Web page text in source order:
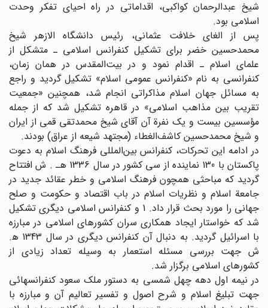
شیخ عبدالرحمان کواکبی، اقداماتی در راه احیای تفکر وحدت
اسلامی بود.
پس از الغای خلافت عثمانی، رئیس دانشگاه الازهر شیخ
محمد‌حسین خضر برای تشکیل کنفرانس اسلامی ـ متشکل از
علمای اسلام ـ اقدام نمود و در بیت‌المقدس در همان زمان،
کنفرانسی به نام «کنفرانس عمومی اسلام» تشکیل گردید و راجع
به مسائل جهان اسلام مذاکراتی انجام شد، همچنین «جمعیت
تقریب بین مذاهب اسلامی» در قاهره تشکیل شد که از جمله
مؤسسین بیست و یک نفرة آن آقای شیخ محمد‌تقی قمی از ایران
و شیخ محمد‌حسین کاشف‌الغطاء (مجتهد شیعه از عراق) بودند.
در ادامه این تحرکات، کنفرانس بین‌المللی فرهنگ اسلام به دعوت
پاکستان با 130 نماینده از سی کشور در سال 1336 هـ . ش افتتاح
گردید که مباحثی همچون فرهنگ اسلامی و خطر عقائد جدید در
جامعة اسلام و نظریات اسلام در باب اقتصاد و حکومت و صلح
جهانی را مورد بحث قرار داد. 1 و کنفرانس اسلامی دیگری تشکیل
شد که خواستار ایجاد همکاری سران کشورهای اسلامی در مبارزه
با اسرائیل گردید. به دنبال آن کنفرانس دیگری در سال 1343 ه‍.
ش جهت بررسی مسئله استعمار به وسیله تعداد زیادی از
کشورهای اسلامی برگزار شد.
در نیمه اول دهه چهل شمسی به دستور ملک سعود کنفرانسهائی
جهت تبلیغ اسلام و شرح اصول و تفسیر تعالیم آن و مبارزه با